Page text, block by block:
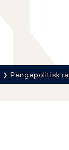
Pengepolitisk